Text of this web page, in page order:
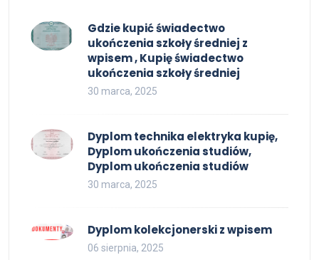
Gdzie kupić świadectwo
ukończenia szkoły średniej z
wpisem , Kupię świadectwo
ukończenia szkoły średniej
30 marca, 2025
Dyplom technika elektryka kupię,
Dyplom ukończenia studiów,
Dyplom ukończenia studiów
30 marca, 2025
Dyplom kolekcjonerski z wpisem
06 sierpnia, 2025